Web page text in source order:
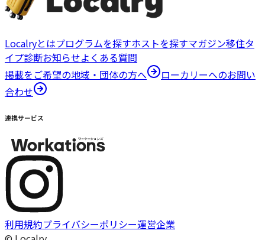
Localryとはプログラムを探すホストを探すマガジン移住タ
イプ診断お知らせよくある質問
掲載をご希望の地域・団体の方へ
ローカリーへのお問い
合わせ
連携サービス
利用規約プライバシーポリシー運営企業